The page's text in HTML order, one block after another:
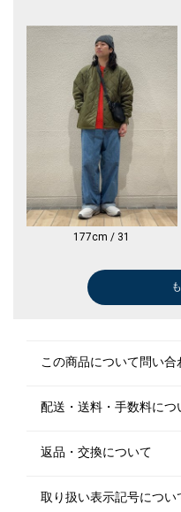
177cm / 31
この商品について問い合
配送・送料・手数料につ
返品・交換について
取り扱い表示記号につい